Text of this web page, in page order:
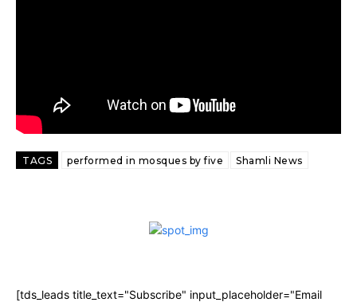
TAGS performed in mosques by five Shamli News
[tds_leads title_text="Subscribe" input_placeholder="Email